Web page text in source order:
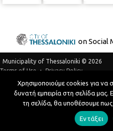
on Social
Municipality of Thessaloniki © 2026
Terms of Use
Privacy Policy
Telephone Catalog
Developed byMyCompany Projects
Χρησιμοποιούμε cookies για
δυνατή εμπειρία στη σελίδα μας.
τη σελίδα, θα υποθέσουμε πως
Εντάξει